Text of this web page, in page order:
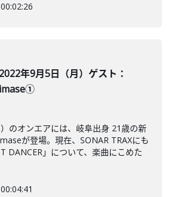
00:02:26
2022年9月5日（月）ゲスト：
imase①
のオンエアには、岐阜出身 21歳の新
が登場。現在、SONAR TRAXにも
DANCER」について、楽曲にこめた
00:04:41